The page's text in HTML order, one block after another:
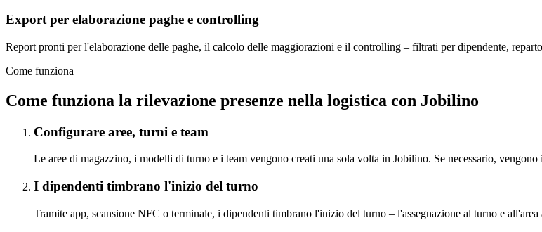
Export per elaborazione paghe e controlling
Report pronti per l'elaborazione delle paghe, il calcolo delle maggiorazioni e il controlling – filtrati per dipendente,
Come funziona
Come funziona la rilevazione presenze nella logistica con Jobilino
Configurare aree, turni e team
Le aree di magazzino, i modelli di turno e i team vengono creati una sola volta in Jobilino. Se necessario,
I dipendenti timbrano l'inizio del turno
Tramite app, scansione NFC o terminale, i dipendenti timbrano l'inizio del turno – l'assegnazione al turno e all'area